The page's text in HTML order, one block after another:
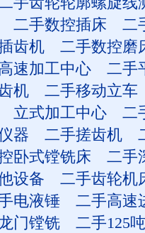
二手数控插床
二
齿机
二手数控磨
速加工中心
二手
机
二手移动立车
立式加工中心
二
器 二手搓齿机
卧式镗铣床
二手
设备
二手齿轮机
电液锤
二手高速
门镗铣
二手125